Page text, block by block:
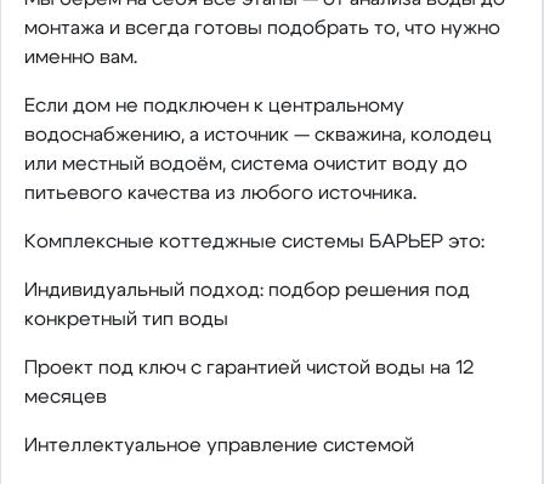
монтажа и всегда готовы подобрать то, что нужно
именно вам.
Если дом не подключен к центральному
водоснабжению, а источник — скважина, колодец
или местный водоём, система очистит воду до
питьевого качества из любого источника.
Комплексные коттеджные системы БАРЬЕР это:
Индивидуальный подход: подбор решения под
конкретный тип воды
Проект под ключ с гарантией чистой воды на 12
месяцев
Интеллектуальное управление системой